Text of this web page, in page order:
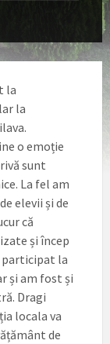
la
la
o emoție
sunt
La fel am
elevii și de
că
și încep
participat la
și am fost și
Dragi
locala va
de